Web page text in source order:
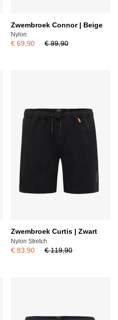
Zwembroek Connor | Beige
Nylon
€ 69,90 € 99,90
Zwembroek Curtis | Zwart
Nylon Stretch
€ 83,90 € 119,90